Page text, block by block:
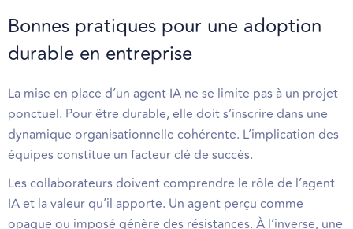
Bonnes pratiques pour une adoption
durable en entreprise
La mise en place d’un agent IA ne se limite pas à un projet
ponctuel. Pour être durable, elle doit s’inscrire dans une
dynamique organisationnelle cohérente. L’implication des
équipes constitue un facteur clé de succès.
Les collaborateurs doivent comprendre le rôle de l’agent
IA et la valeur qu’il apporte. Un agent perçu comme
opaque ou imposé génère des résistances. À l’inverse, une